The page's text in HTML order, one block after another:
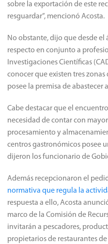
sobre la exportación de este
resguardar”, mencionó Acosta.
No obstante, dijo que desde el
respecto en conjunto a
Investigaciones Científicas
conocer que existen tres
posee la premisa de abastecer
Cabe destacar que el
necesidad de contar con
procesamiento y
centros gastronómicos posee
dijeron los funcionario de
Además recepcionaron el
normativa que regula la
respuesta a ello, Acosta
marco de la Comisión de
invitarán a pescadores,
propietarios de restaurantes